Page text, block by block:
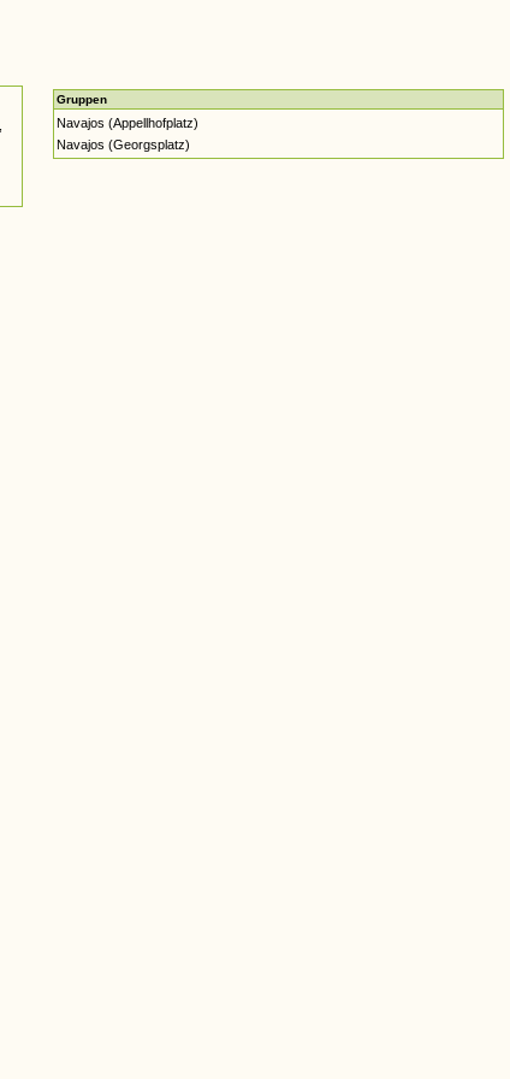
Gruppen
Navajos (Appellhofplatz)
Navajos (Georgsplatz)